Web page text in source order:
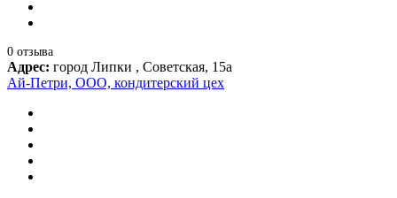
0 отзыва
Адрес: город Липки , Советская, 15а
Ай-Петри, ООО, кондитерский цех